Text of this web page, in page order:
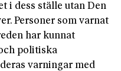
i dess ställe utan Den
Personer som varnat
har kunnat
politiska
varningar med